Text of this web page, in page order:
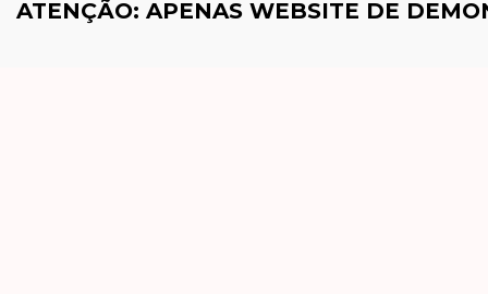
ATENÇÃO: APENAS WEBSITE DE